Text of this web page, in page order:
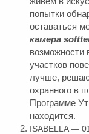
попытки
оставаться
камера
возможности
участков
лучше,
охранного в
Программе
находится.
ISABELLA —